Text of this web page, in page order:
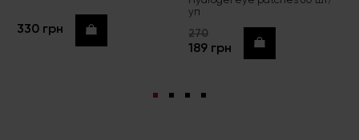
330 грн Купити
уп
270
189 грн Купити